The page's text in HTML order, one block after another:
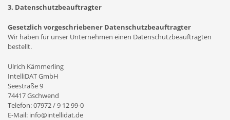
3. Datenschutzbeauftragter
Gesetzlich vorgeschriebener Datenschutzbeauftragter
Wir haben für unser Unternehmen einen Datenschutzbeauftragten
bestellt.
Ulrich Kämmerling
IntelliDAT GmbH
Seestraße 9
74417 Gschwend
Telefon: 07972 / 9 12 99-0
E-Mail: info@intellidat.de